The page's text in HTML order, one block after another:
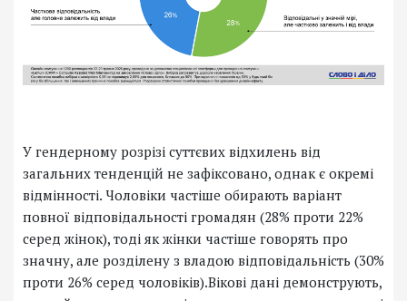
У гендерному розрізі суттєвих відхилень від
загальних тенденцій не зафіксовано, однак є окремі
відмінності. Чоловіки частіше обирають варіант
повної відповідальності громадян (28% проти 22%
серед жінок), тоді як жінки частіше говорять про
значну, але розділену з владою відповідальність (30%
проти 26% серед чоловіків).Вікові дані демонструють,